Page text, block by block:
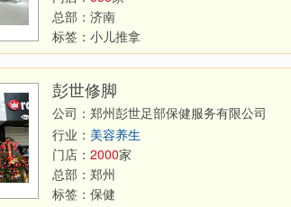
总部： 济南
标签： 小儿推拿
彭世修脚
公司：郑州彭世足部保健服务有限公司
行业： 美容养生
门店： 2000家
总部： 郑州
标签： 保健